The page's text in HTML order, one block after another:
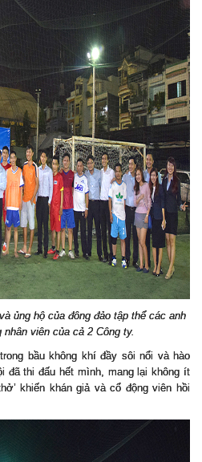
ủng hộ của đông đảo tập thể các anh
viên của cả 2 Công ty.
bầu không khí đầy sôi nổi và hào
đã thi đấu hết mình, mang lại không ít
khiến khán giả và cổ động viên hồi